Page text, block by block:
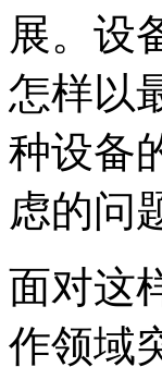
展。设
怎样以
种设备
虑的问
面对这
作领域